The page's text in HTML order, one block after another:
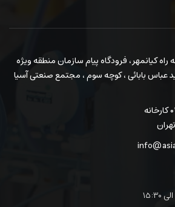
کیانمهر ، فرودگاه پیام سازمان منطقه ویژه
عباس بابائی ، کوچه سوم ، مجتمع صنعتی آسیا